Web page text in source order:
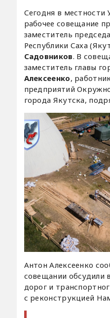
Сегодня в местности
рабочее совещание
заместитель
Республики Саха
Садовников. В
заместитель главы
Алексеенко,
предприятий
города Якутска,
Антон Алексеенко
совещании обсудили
дорог и
с реконструкцией